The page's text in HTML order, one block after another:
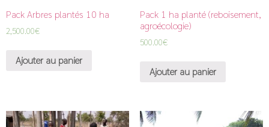
Pack Arbres plantés 10 ha
2,500.00€
Ajouter au panier
Pack 1 ha planté (reboisement,
agroécologie)
500.00€
Ajouter au panier